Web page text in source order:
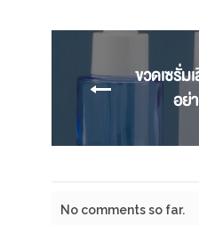
ขวดเซรั่ม
อย่
No comments so far.